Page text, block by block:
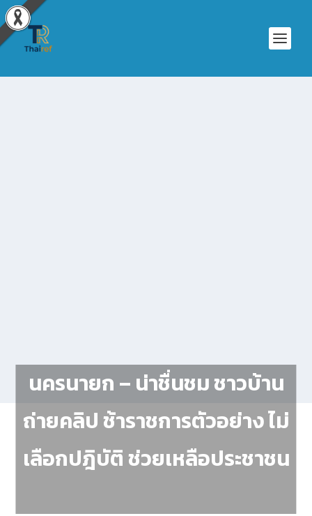
นครนายก – น่าชื่นชม ชาวบ้าน
ถ่ายคลิป ช้าราชการตัวอย่าง ไม่
เลือกปฎิบัติ ช่วยเหลือประชาชน